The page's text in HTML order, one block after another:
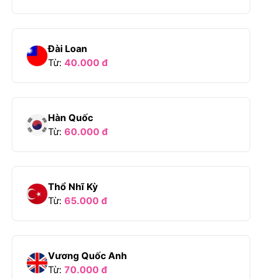
Đài Loan
Từ: 40.000 đ
Hàn Quốc
Từ: 60.000 đ
Thổ Nhĩ Kỳ
Từ: 65.000 đ
Vương Quốc Anh
Từ: 70.000 đ